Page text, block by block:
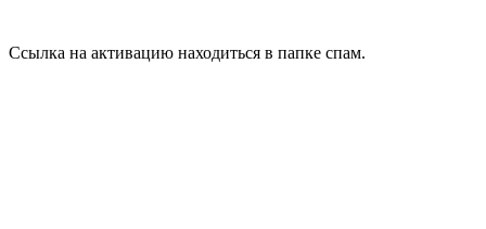
Ссылка на активацию находиться в папке спам.